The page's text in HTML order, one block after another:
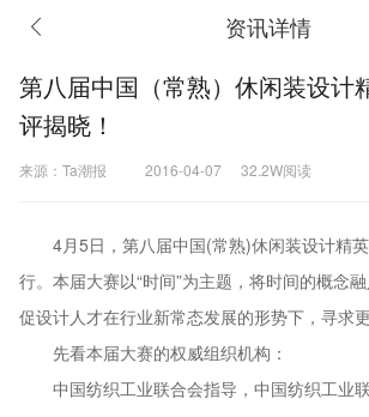
资讯详情
第八届中国（常熟）休闲装设计
评揭晓！
来源：Ta潮报 2016-04-07 32.2W阅读
4月5日，第八届中国(常熟)休闲装设计精
行。本届大赛以“时间”为主题，将时间的概念
促设计人才在行业新常态发展的形势下，寻求
先看本届大赛的权威组织机构：
中国纺织工业联合会指导，中国纺织工业